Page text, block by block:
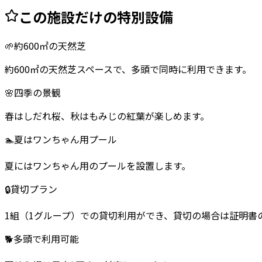
この施設だけの特別設備
🌱約600㎡の天然芝
約600㎡の天然芝スペースで、多頭で同時に利用できます。
🌸四季の景観
春はしだれ桜、秋はもみじの紅葉が楽しめます。
🏊夏はワンちゃん用プール
夏にはワンちゃん用のプールを設置します。
🔒貸切プラン
1組（1グループ）での貸切利用ができ、貸切の場合は証明書
🐕多頭で利用可能